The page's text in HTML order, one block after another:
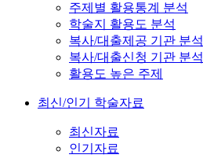
주제별 활용통계 분석
학술지 활용도 분석
복사/대출제공 기관 분석
복사/대출신청 기관 분석
활용도 높은 주제
최신/인기 학술자료
최신자료
인기자료